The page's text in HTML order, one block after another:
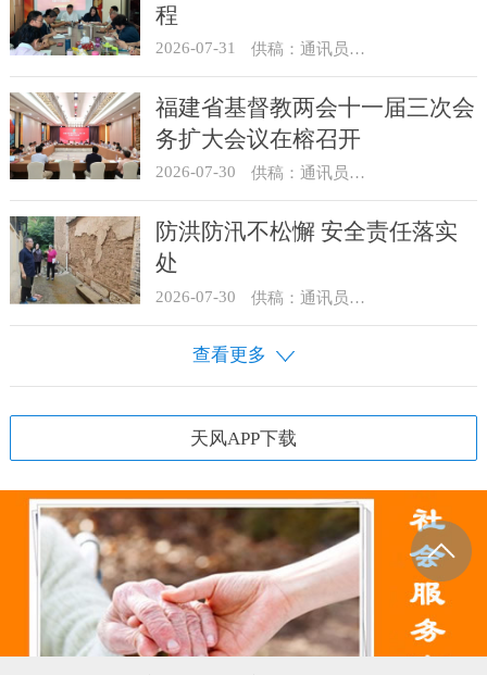
程
2026-07-31 供稿：通讯员 冯莉琴
福建省基督教两会十一届三次会
务扩大会议在榕召开
2026-07-30 供稿：通讯员 杨莹莹
防洪防汛不松懈 安全责任落实
处
2026-07-30 供稿：通讯员 骆合祥
查看更多
天风APP下载